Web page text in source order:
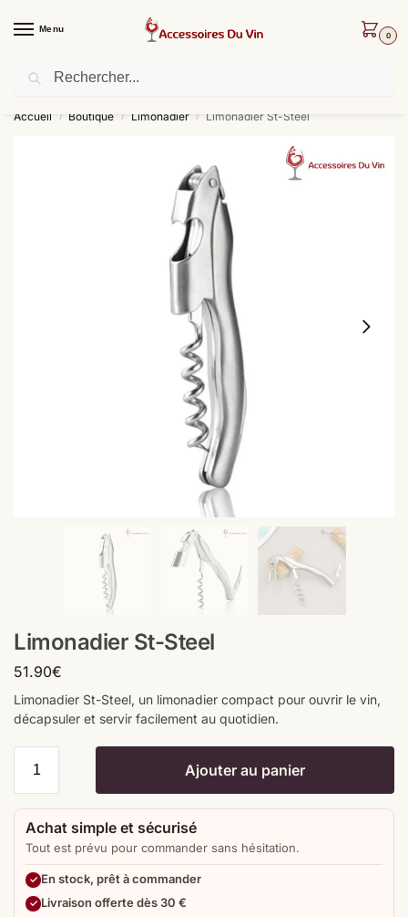
Menu
0
Livraison offerte dès 30 € d’achat !
Accueil / Boutique / Limonadier / Limonadier St-Steel
Limonadier St-Steel
51.90€
Limonadier St-Steel, un limonadier compact pour ouvrir le vin,
décapsuler et servir facilement au quotidien.
Ajouter au panier
Achat simple et sécurisé
Tout est prévu pour commander sans hésitation.
En stock, prêt à commander
Livraison offerte dès 30 €